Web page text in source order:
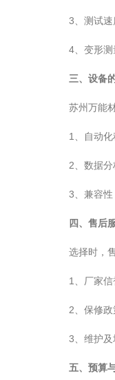
3、测试速度
4、变形测量
三、设备
苏州万能材
1、自动化程
2、数据分析
3、兼容性：
四、售后
选择时，售
1、厂家信誉
2、保修政策
3、维护及培
五、预算